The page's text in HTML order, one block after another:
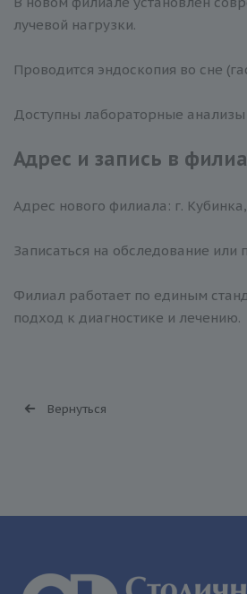
лучевой нагрузки.
Проводится эндоскопия во сне
Доступны лабораторные
Адрес и запись в
Адрес нового филиала: г.
Записаться на обследование или
Филиал работает по единым
подход к диагностике и лечению.
Вернуться